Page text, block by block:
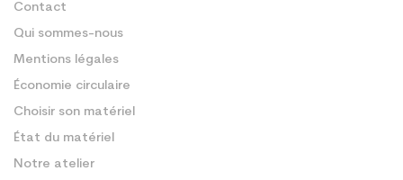
Contact
Qui sommes-nous
Mentions légales
Économie circulaire
Choisir son matériel
État du matériel
Notre atelier